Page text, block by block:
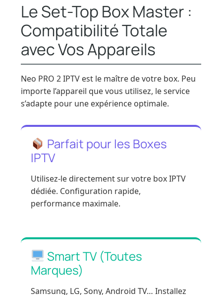
Le Set-Top Box Master :
Compatibilité Totale
avec Vos Appareils
Neo PRO 2 IPTV est le maître de votre box. Peu
importe l’appareil que vous utilisez, le service
s’adapte pour une expérience optimale.
Parfait pour les Boxes
IPTV
Utilisez-le directement sur votre box IPTV
dédiée. Configuration rapide,
performance maximale.
Smart TV (Toutes
Marques)
Samsung, LG, Sony, Android TV… Installez